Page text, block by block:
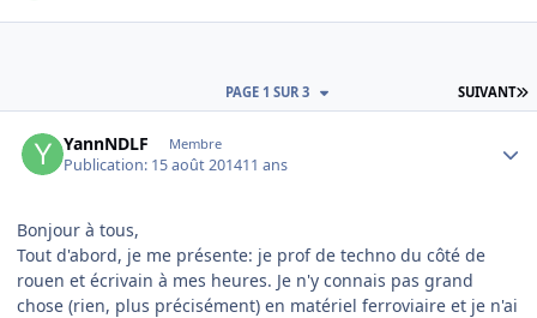
SUIVANT
PAGE 1 SUR 3
YannNDLF Membre
Publication: 15 août 201411 ans
Bonjour à tous,
Tout d'abord, je me présente: je prof de techno du côté de
rouen et écrivain à mes heures. Je n'y connais pas grand
chose (rien, plus précisément) en matériel ferroviaire et je n'ai